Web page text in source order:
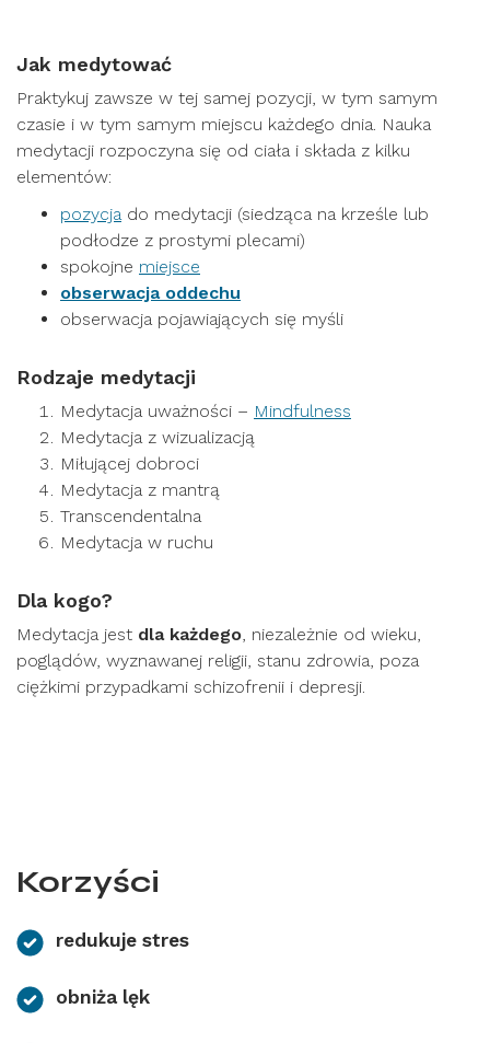
Jak medytować
Praktykuj zawsze w tej samej pozycji, w tym samym
czasie i w tym samym miejscu każdego dnia. Nauka
medytacji rozpoczyna się od ciała i składa z kilku
elementów:
pozycja do medytacji (siedząca na krześle lub
podłodze z prostymi plecami)
spokojne miejsce
obserwacja oddechu
obserwacja pojawiających się myśli
Rodzaje medytacji
Medytacja uważności – Mindfulness
Medytacja z wizualizacją
Miłującej dobroci
Medytacja z mantrą
Transcendentalna
Medytacja w ruchu
Dla kogo?
Medytacja jest dla każdego , niezależnie od wieku,
poglądów, wyznawanej religii, stanu zdrowia, poza
ciężkimi przypadkami schizofrenii i depresji.
Korzyści
redukuje stres
obniża lęk